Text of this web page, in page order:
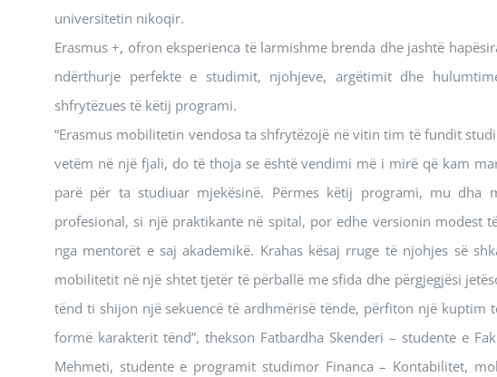
universitetin nikoqir.
Erasmus +, ofron eksperienca të larmishme brenda dhe jashtë
ndërthurje perfekte e studimit, njohjeve, argëtimit dhe
shfrytëzues të këtij programi.
“Erasmus mobilitetin vendosa ta shfrytëzojë në vitin tim të fundit
vetëm në një fjali, do të thoja se është vendimi më i mirë që kam
parë për ta studiuar mjekësinë. Përmes këtij programi, mu
profesional, si një praktikante në spital, por edhe versionin modest
nga mentorët e saj akademikë. Krahas kësaj rruge të njohjes së
mobilitetit në një shtet tjetër të përballë me sfida dhe përgjegjësi
tënd ti shijon një sekuencë të ardhmërisë tënde, përfiton një
formë karakterit tënd”, thekson Fatbardha Skenderi – studente e
Mehmeti, studente e programit studimor Financa – Kontabilitet,